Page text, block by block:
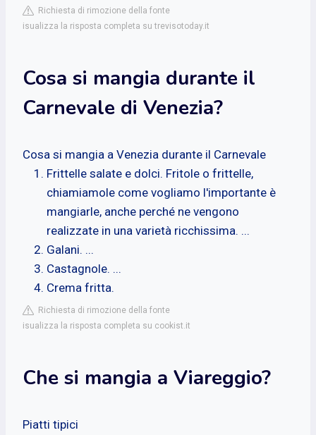
Richiesta di rimozione della fonte
isualizza la risposta completa su trevisotoday.it
Cosa si mangia durante il
Carnevale di Venezia?
Cosa si mangia a Venezia durante il Carnevale
Frittelle salate e dolci. Fritole o frittelle,
chiamiamole come vogliamo l'importante è
mangiarle, anche perché ne vengono
realizzate in una varietà ricchissima. ...
Galani. ...
Castagnole. ...
Crema fritta.
Richiesta di rimozione della fonte
isualizza la risposta completa su cookist.it
Che si mangia a Viareggio?
Piatti tipici